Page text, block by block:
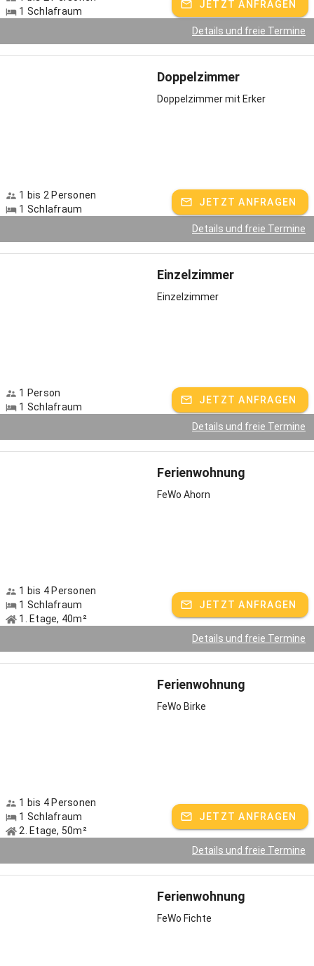
1 Schlafraum
JETZT ANFRAGEN
Details und freie Termine
Doppelzimmer
Doppelzimmer mit Erker
1 bis 2 Personen
1 Schlafraum
JETZT ANFRAGEN
Details und freie Termine
Einzelzimmer
Einzelzimmer
1 Person
1 Schlafraum
JETZT ANFRAGEN
Details und freie Termine
Ferienwohnung
FeWo Ahorn
1 bis 4 Personen
1 Schlafraum
1. Etage, 40m²
JETZT ANFRAGEN
Details und freie Termine
Ferienwohnung
FeWo Birke
1 bis 4 Personen
1 Schlafraum
2. Etage, 50m²
JETZT ANFRAGEN
Details und freie Termine
Ferienwohnung
FeWo Fichte